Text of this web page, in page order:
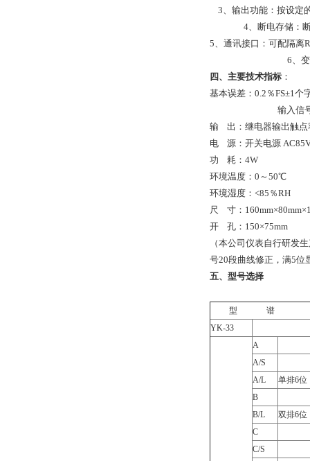
3、输出功能：按设定
4、断电存储：
5、通讯接口：可配隔离
6、
四、 主要技术指标 ：
基本误差：0.2％FS±1个
输入信
输 出：继电器输出触点
电 源：开关电源
功 耗：4W
环境温度：0～50℃
环境湿度：<85％RH
尺 寸：
开 孔：150×75mm
（本公司仪表自行研发
号20段曲线修正，满5位
五、 型号选择
型 谱
YK-33
A
A/S
A/L
单排6位
B
B/L
双排6位
C
C/S